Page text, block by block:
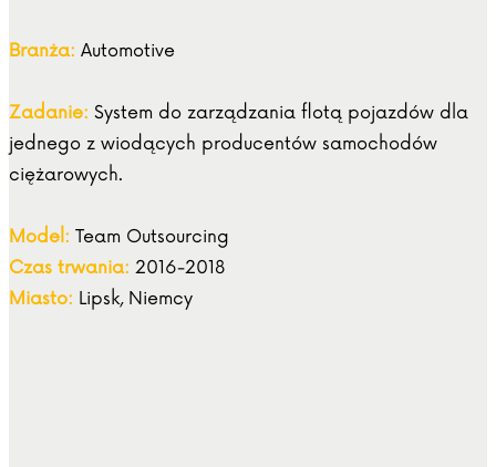
Branża: Automotive
Zadanie: System do zarządzania flotą pojazdów dla
jednego z wiodących producentów samochodów
ciężarowych.
Model: Team Outsourcing
Czas trwania: 2016-2018
Miasto: Lipsk, Niemcy